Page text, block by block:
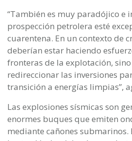
“También es muy paradójico e
prospección petrolera esté
cuarentena. En un contexto de
deberían estar haciendo
fronteras de la explotación,
redireccionar las inversiones
transición a energías limpias”,
Las explosiones sísmicas son
enormes buques que emiten
mediante cañones submarinos.